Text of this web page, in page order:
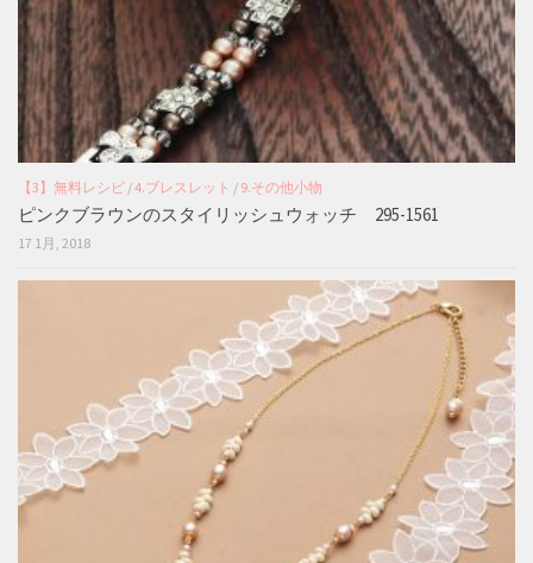
【3】無料レシピ /4.ブレスレット / 9.その他小物
ピンクブラウンのスタイリッシュウォッチ 295-1561
17 1月, 2018